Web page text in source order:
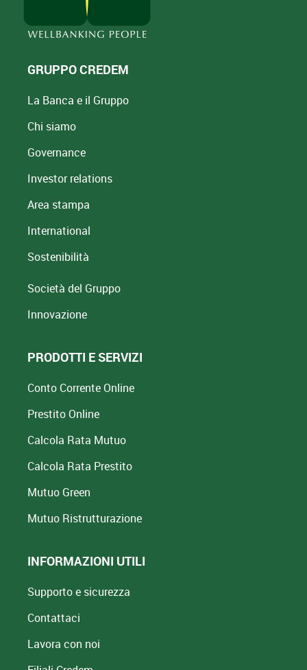
GRUPPO CREDEM
La Banca e il Gruppo
Chi siamo
Governance
Investor relations
Area stampa
International
Sostenibilità
Società del Gruppo
Innovazione
PRODOTTI E SERVIZI
Conto Corrente Online
Prestito Online
Calcola Rata Mutuo
Calcola Rata Prestito
Mutuo Green
Mutuo Ristrutturazione
INFORMAZIONI UTILI
Supporto e sicurezza
Contattaci
Lavora con noi